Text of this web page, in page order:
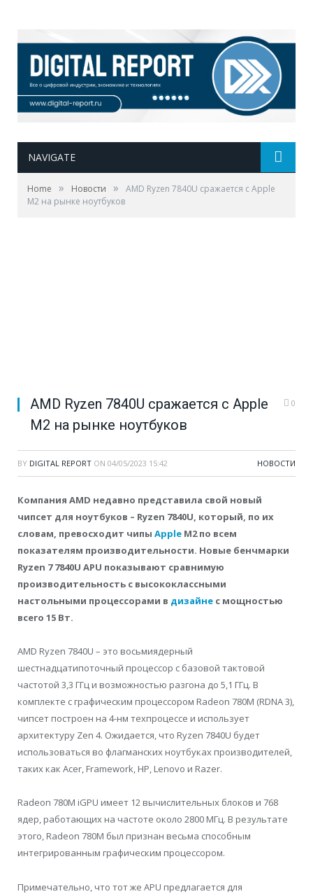
NAVIGATE
Home » Новости »
AMD Ryzen 7840U сражается с Apple
M2 на рынке ноутбуков
AMD Ryzen 7840U сражается с Apple
M2 на рынке ноутбуков
0
BY DIGITAL REPORT ON 04/05/2023 15:42 НОВОСТИ
Компания AMD недавно представила свой новый
чипсет для ноутбуков – Ryzen 7840U, который, по их
словам, превосходит чипы Apple M2 по всем
показателям производительности. Новые бенчмарки
Ryzen 7 7840U APU показывают сравнимую
производительность с высококлассными
настольными процессорами в дизайне с мощностью
всего 15 Вт.
AMD Ryzen 7840U – это восьмиядерный
шестнадцатипоточный процессор с базовой тактовой
частотой 3,3 ГГц и возможностью разгона до 5,1 ГГц. В
комплекте с графическим процессором Radeon 780M (RDNA 3),
чипсет построен на 4-нм техпроцессе и использует
архитектуру Zen 4. Ожидается, что Ryzen 7840U будет
использоваться во флагманских ноутбуках производителей,
таких как Acer, Framework, HP, Lenovo и Razer.
Radeon 780M iGPU имеет 12 вычислительных блоков и 768
ядер, работающих на частоте около 2800 МГц. В результате
этого, Radeon 780M был признан весьма способным
интегрированным графическим процессором.
Примечательно, что тот же APU предлагается для